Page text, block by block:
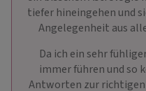
tiefer hineingehen und
Angelegenheit aus
Da ich ein sehr
immer führen und so
Antworten zur richtigen